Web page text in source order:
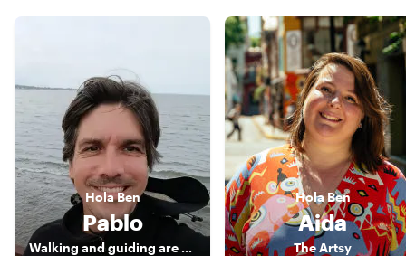
HolaBen
Pablo
Walking and guiding are my passions
HolaBen
Aida
The Artsy